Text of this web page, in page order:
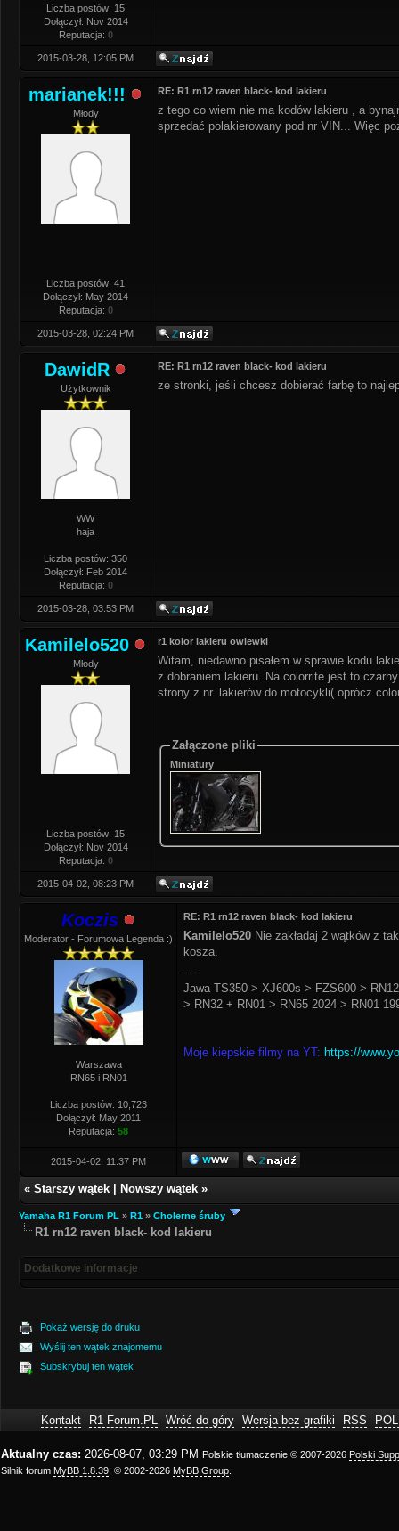
Liczba postów: 15
Dołączył: Nov 2014
Reputacja: 0
2015-03-28, 12:05 PM
marianek!!!
Młody
Liczba postów: 41
Dołączył: May 2014
Reputacja: 0
RE: R1 rn12 raven black- kod lakieru
z tego co wiem nie ma kodów lakieru , a
sprzedać polakierowany pod nr VIN... Więc
2015-03-28, 02:24 PM
DawidR
Użytkownik
WW
haja
Liczba postów: 350
Dołączył: Feb 2014
Reputacja: 0
RE: R1 rn12 raven black- kod lakieru
ze stronki, jeśli chcesz dobierać farbę to
2015-03-28, 03:53 PM
Kamilelo520
Młody
Liczba postów: 15
Dołączył: Nov 2014
Reputacja: 0
r1 kolor lakieru owiewki
Witam, niedawno pisałem w sprawie kodu
z dobraniem lakieru. Na colorrite jest to
strony z nr. lakierów do motocykli( oprócz
Załączone pliki
Miniatury
2015-04-02, 08:23 PM
Koczis
Moderator - Forumowa Legenda :)
Warszawa
RN65 i RN01
Liczba postów: 10,723
Dołączył: May 2011
Reputacja: 58
RE: R1 rn12 raven black- kod lakieru
Kamilelo520 Nie zakładaj 2 wątków z
kosza.
---
Jawa TS350 > XJ600s > FZS600 >
> RN32 + RN01 > RN65 2024 > RN01
Moje kiepskie filmy na YT: https://
2015-04-02, 11:37 PM
« Starszy wątek Nowszy wątek »
Yamaha R1 Forum PL » R1 » Cholerne śruby
R1 rn12 raven black- kod lakieru
Dodatkowe informacje
Pokaż wersję do druku
Wyślij ten wątek znajomemu
Subskrybuj ten wątek
Kontakt R1-Forum.PL Wróć do góry Wersja bez grafiki RSS
Aktualny czas: 2026-08-07, 03:29 PM Polskie tłumaczenie © 2007-2026 Polski
Silnik forum MyBB 1.8.39 , © 2002-2026 MyBB Group